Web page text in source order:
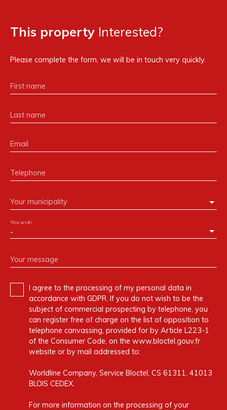
This property Interested?
Please complete the form, we will be in touch very quickly.
First name
Last name
Email
Telephone
Your municipality
-
You wish
Your message
I agree to the processing of my personal data in
accordance with GDPR. If you do not wish to be the
subject of commercial prospecting by telephone, you
can register free of charge on the list of opposition to
telephone canvassing, provided for by Article L223-1
of the Consumer Code, on the www.bloctel.gouv.fr
website or by mail addressed to:
Worldline Company, Service Bloctel, CS 61311, 41013
BLOIS CEDEX.
For more information on the processing of your